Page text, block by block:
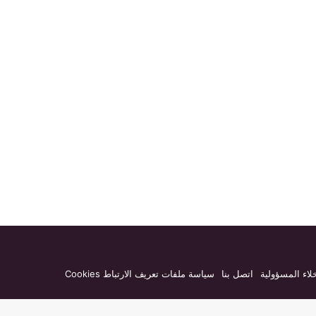
المسؤولية اتصل بنا سياسة ملفات تعريف الارتباط Cookies